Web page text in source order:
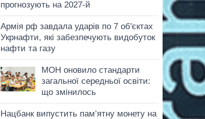
прогнозують на 2027-й
Армія рф завдала ударів по 7 об'єктах
Укрнафти, які забезпечують видобуток
нафти та газу
МОН оновило стандарти
загальної середньої освіти:
що змінилось
Нацбанк випустить пам’ятну монету на